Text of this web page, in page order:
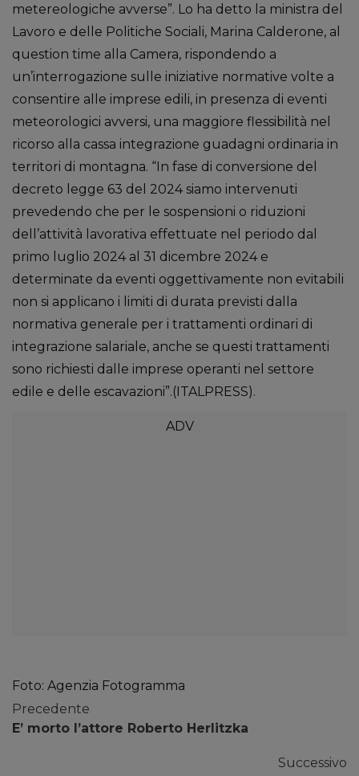
metereologiche avverse”. Lo ha detto la ministra del
Lavoro e delle Politiche Sociali, Marina Calderone, al
question time alla Camera, rispondendo a
un’interrogazione sulle iniziative normative volte a
consentire alle imprese edili, in presenza di eventi
meteorologici avversi, una maggiore flessibilità nel
ricorso alla cassa integrazione guadagni ordinaria in
territori di montagna. “In fase di conversione del
decreto legge 63 del 2024 siamo intervenuti
prevedendo che per le sospensioni o riduzioni
dell’attività lavorativa effettuate nel periodo dal
primo luglio 2024 al 31 dicembre 2024 e
determinate da eventi oggettivamente non evitabili
non si applicano i limiti di durata previsti dalla
normativa generale per i trattamenti ordinari di
integrazione salariale, anche se questi trattamenti
sono richiesti dalle imprese operanti nel settore
edile e delle escavazioni”.(ITALPRESS).
Foto: Agenzia Fotogramma
Precedente
E’ morto l’attore Roberto Herlitzka
Successivo